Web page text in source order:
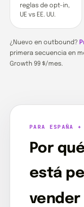
reglas de opt-in,
UE vs EE. UU.
¿Nuevo en outbound?
primera secuencia en
Growth 99 $/mes.
PARA ESPAÑA
Por
está
vender